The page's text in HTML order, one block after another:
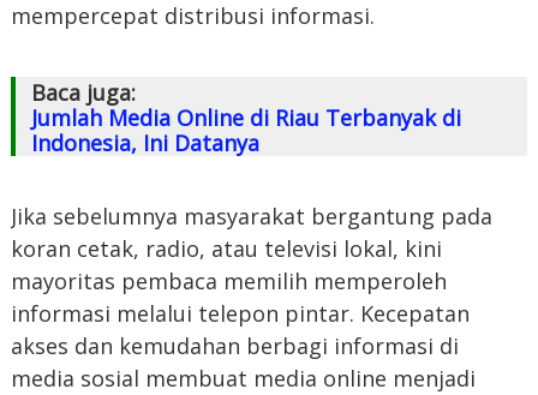
mempercepat distribusi informasi.
Baca juga:
Jumlah Media Online di Riau Terbanyak di
Indonesia, Ini Datanya
Jika sebelumnya masyarakat bergantung pada
koran cetak, radio, atau televisi lokal, kini
mayoritas pembaca memilih memperoleh
informasi melalui telepon pintar. Kecepatan
akses dan kemudahan berbagi informasi di
media sosial membuat media online menjadi